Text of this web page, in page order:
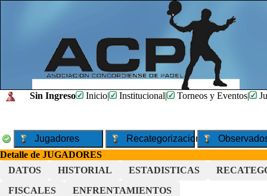
Sin Ingreso Inicio| Institucional| Torneos y Eventos|
Jugadores Recategorizaciones
Detalle de JUGADORES
DATOS
HISTORIAL ESTADISTICAS
FISCALES
ENFRENTAMIENTOS